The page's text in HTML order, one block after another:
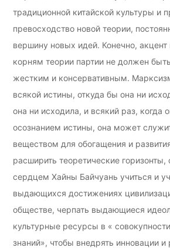
традиционной китайской культуры и
превосходство новой теории,
вершину новых идей. Конечно, акцент
корням теории партии не должен
жестким и консервативным.
всякой истины, откуда бы она ни
она ни исходила, и всякий раз, когда
осознанием истины, она может
веществом для обогащения и
расширить теоретические
сердцем Хайны Байчуань учиться и
выдающихся достижениях
обществе, черпать выдающиеся
культурные ресурсы в «
знаний», чтобы внедрять инновации и